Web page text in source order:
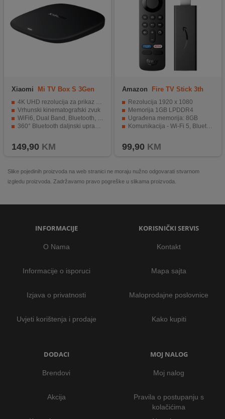
Xiaomi Mi TV Box S 3Gen
4K UHD rezolucija za prikaz svakog detalja
Vrhunski kinematografski zvuk
WiFi6, Dual Band, Bluetooth, HDMI, USB
360° Bluetooth daljnski upravljač, glasovno upravljanje
149,90 KM
Amazon
Fire TV Stick 3th
Rezolucija 1920 x 1080
Memorija 1GB LPDDR4
Ugrađena memorija: 8GB
Komunikacija - Wi-Fi 5, Bluetooth
99,90 KM
Slike pojedinih proizvoda na web stranici ne moraju nužno odgovarati stvarnom
izgledu proizvoda. Zadržavamo pravo pogreške u slikama proizvoda.
INFORMACIJE
O Nama
Informacije o isporuci
Izjava o privatnosti
Uvjeti korištenja i prodaje
KORISNIČKI SERVIS
Kontakt
Mapa sajta
Maloprodajne poslovnice
Kako kupiti
DODACI
Brendovi
Akcija
MOJ NALOG
Moj nalog
Pravila o postupanju s
kolačićima